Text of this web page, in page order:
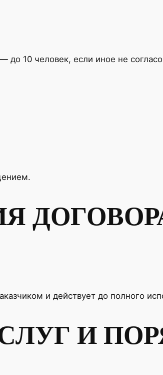
10 человек, если иное не
и действует до полного
И